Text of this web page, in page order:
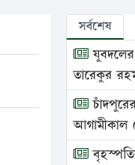
সর্বশেষ
যুবদলের
তারেকুর
আগামীকাল